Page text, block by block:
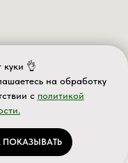
Акции
куки 👌
на обработку
с политикой